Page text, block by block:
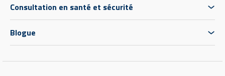
Consultation en santé et sécurité
Blogue